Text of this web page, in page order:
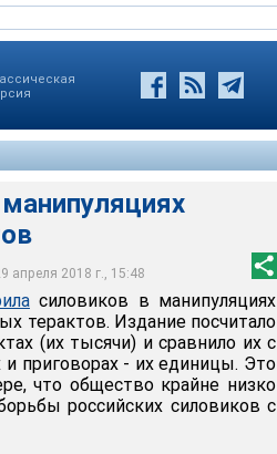
апреля 2018 г., 15:48
предотвращенных
деятельности
пойманы на Ямале,
за четыре дня в
силовиков в манипуляциях
терактов. Издание посчитало
(их тысячи) и сравнило их с
приговорах - их единицы. Это
что общество крайне низко
российских силовиков с